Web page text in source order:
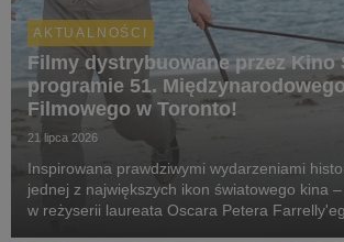
AKTUALNOŚCI
Filmy dystrybuowane przez Kino
programie 51.
Filmowego w Toronto!
21 lipca 2026
Inspirowana prawdziwymi wydarzeniami
jednej z największych ikon światowego kina –
w reżyserii laureata Oscara Petera